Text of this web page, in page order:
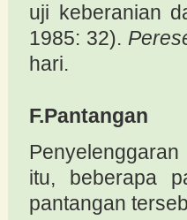
uji keberanian
1985: 32).
hari.
F.Pantangan
itu, beberapa
pantangan